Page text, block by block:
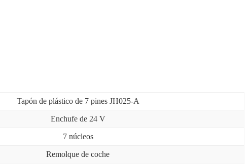
Tapón de plástico de 7 pines JH025-A
Enchufe de 24 V
7 núcleos
Remolque de coche